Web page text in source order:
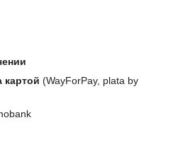
картой (WayForPay, plata by